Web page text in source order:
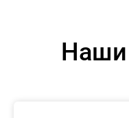
Наши